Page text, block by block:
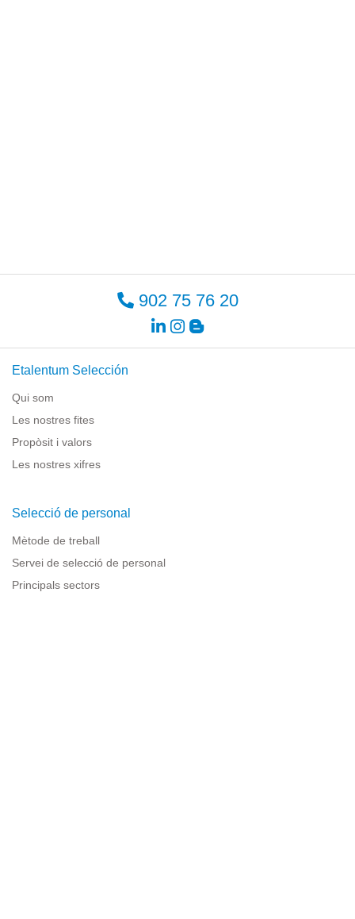
902 75 76 20
Etalentum Selección
Qui som
Les nostres fites
Propòsit i valors
Les nostres xifres
Selecció de personal
Mètode de treball
Servei de selecció de personal
Principals sectors